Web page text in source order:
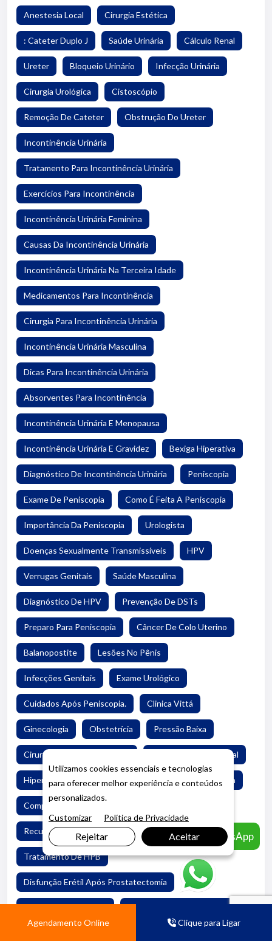
Anestesia Local Cirurgia Estética
: Cateter Duplo J Saúde Urinária Cálculo Renal
Ureter Bloqueio Urinário Infecção Urinária
Cirurgia Urológica Cistoscópio
Remoção De Cateter Obstrução Do Ureter
Incontinência Urinária
Tratamento Para Incontinência Urinária
Exercícios Para Incontinência
Incontinência Urinária Feminina
Causas Da Incontinência Urinária
Incontinência Urinária Na Terceira Idade
Medicamentos Para Incontinência
Cirurgia Para Incontinência Urinária
Incontinência Urinária Masculina
Dicas Para Incontinência Urinária
Absorventes Para Incontinência
Incontinência Urinária E Menopausa
Incontinência Urinária E Gravidez Bexiga Hiperativa
Diagnóstico De Incontinência Urinária Peniscopia
Exame De Peniscopia Como É Feita A Peniscopia
Importância Da Peniscopia Urologista
Doenças Sexualmente Transmissíveis HPV
Verrugas Genitais Saúde Masculina
Diagnóstico De HPV Prevenção De DSTs
Preparo Para Peniscopia Câncer De Colo Uterino
Balanopostite Lesões No Pênis
Infecções Genitais Exame Urológico
Cuidados Após Peniscopia. Clinica Vittá
Ginecologia Obstetrícia Pressão Baixa
Cirurgia Aberta De Próstata Prostatectomia Radical
Hiperplasia Prostática Benigna Câncer De Próstata
Complicações Da Cirurgia De Próstata
Recuperação Pós-Cirurgia De Próstata
Tratamento De HPB
Disfunção Erétil Após Prostatectomia
Incontinência Urinária Cuidados Pós-Operatórios
Agendamento Online Clique para Ligar
Agendar pelo WhatsApp
Utilizamos cookies essenciais e tecnologias
para oferecer melhor experiência e conteúdos
personalizados.
Customizar
Política de Privacidade
Rejeitar Aceitar